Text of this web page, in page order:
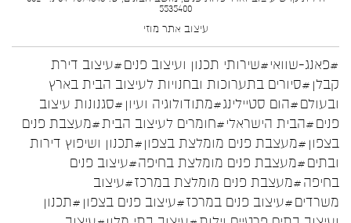
5535400
עיצוב אתר מוזי
#פאנג-שוואי#שירותי תכנון ועיצוב פנים#עיצוב דירת
קבלן #סיורים בתערוכות ובחנויות לעיצוב הבית בארץ
ובעולם#הום סטיילינג#מתודולוגיה ועיון #סגנונות עיצוב
פנים#הבית הישראלי#חומרים לעיצוב הבית#מעצבת פנים
בצפון #מעצבת פנים מומלצת בצפון#תכנון ושיפוץ דירות
ובתים#מעצבת פנים מומלצת בחיפה#עיצוב פנים
בחיפה#מעצבת פנים מומלצת במרכז#עיצוב
משרדים#עיצוב פנים במרכז#עיצוב פנים בצפון #תכנון